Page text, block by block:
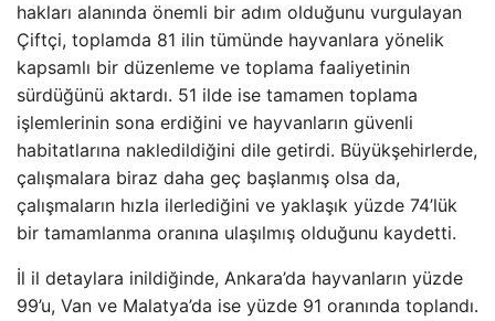
hakları alanında önemli bir adım olduğunu vurgulayan
Çiftçi, toplamda 81 ilin tümünde hayvanlara yönelik
kapsamlı bir düzenleme ve toplama faaliyetinin
sürdüğünü aktardı. 51 ilde ise tamamen toplama
işlemlerinin sona erdiğini ve hayvanların güvenli
habitatlarına nakledildiğini dile getirdi. Büyükşehirlerde,
çalışmalara biraz daha geç başlanmış olsa da,
çalışmaların hızla ilerlediğini ve yaklaşık yüzde 74’lük
bir tamamlanma oranına ulaşılmış olduğunu kaydetti.
İl il detaylara inildiğinde, Ankara’da hayvanların yüzde
99’u, Van ve Malatya’da ise yüzde 91 oranında toplandı.